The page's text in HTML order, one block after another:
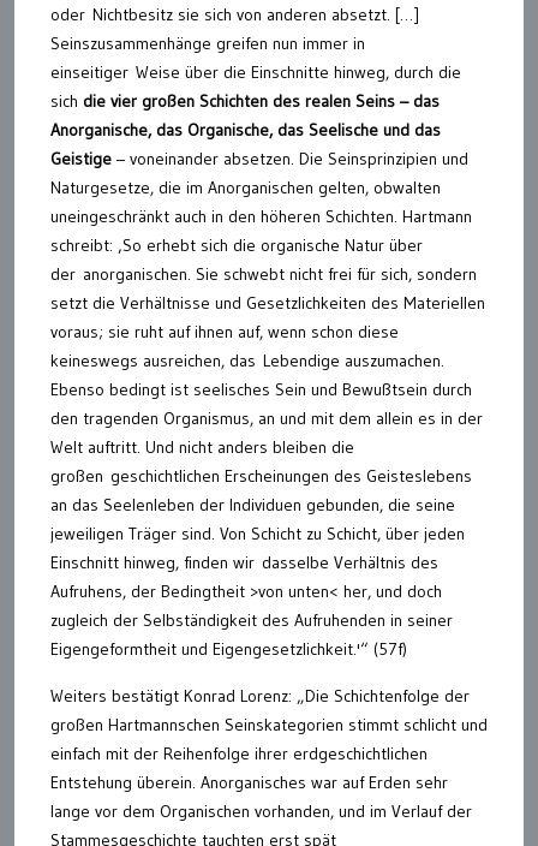
oder Nichtbesitz sie sich von anderen absetzt. […]
Seinszusammenhänge greifen nun immer in
einseitiger Weise über die Einschnitte hinweg, durch die
sich die vier großen Schichten des realen Seins – das
Anorganische, das Organische, das Seelische und das
Geistige – voneinander absetzen. Die Seinsprinzipien und
Naturgesetze, die im Anorganischen gelten, obwalten
uneingeschränkt auch in den höheren Schichten. Hartmann
schreibt: ‚So erhebt sich die organische Natur über
der anorganischen. Sie schwebt nicht frei für sich, sondern
setzt die Verhältnisse und Gesetzlichkeiten des Materiellen
voraus; sie ruht auf ihnen auf, wenn schon diese
keineswegs ausreichen, das Lebendige auszumachen.
Ebenso bedingt ist seelisches Sein und Bewußtsein durch
den tragenden Organismus, an und mit dem allein es in der
Welt auftritt. Und nicht anders bleiben die
großen geschichtlichen Erscheinungen des Geisteslebens
an das Seelenleben der Individuen gebunden, die seine
jeweiligen Träger sind. Von Schicht zu Schicht, über jeden
Einschnitt hinweg, finden wir dasselbe Verhältnis des
Aufruhens, der Bedingtheit >von unten< her, und doch
zugleich der Selbständigkeit des Aufruhenden in seiner
Eigengeformtheit und Eigengesetzlichkeit.'“ (57f)
Weiters bestätigt Konrad Lorenz: „Die Schichtenfolge der
großen Hartmannschen Seinskategorien stimmt schlicht und
einfach mit der Reihenfolge ihrer erdgeschichtlichen
Entstehung überein. Anorganisches war auf Erden sehr
lange vor dem Organischen vorhanden, und im Verlauf der
Stammesgeschichte tauchten erst spät